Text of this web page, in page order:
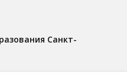
Санкт-